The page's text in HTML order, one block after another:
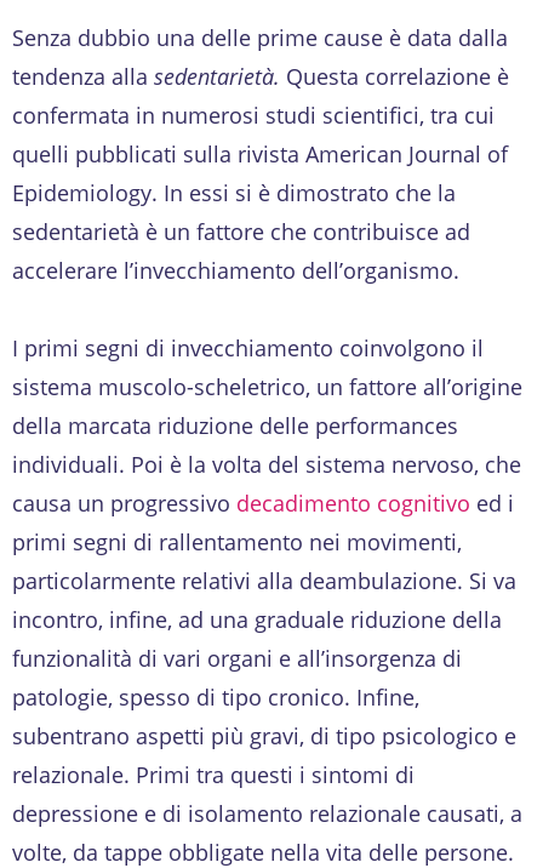
Senza dubbio una delle prime cause è data dalla
tendenza alla sedentarietà. Questa correlazione è
confermata in numerosi studi scientifici, tra cui
quelli pubblicati sulla rivista American Journal of
Epidemiology. In essi si è dimostrato che la
sedentarietà è un fattore che contribuisce ad
accelerare l’invecchiamento dell’organismo.
I primi segni di invecchiamento coinvolgono il
sistema muscolo-scheletrico, un fattore all’origine
della marcata riduzione delle performances
individuali. Poi è la volta del sistema nervoso, che
causa un progressivo decadimento cognitivo ed i
primi segni di rallentamento nei movimenti,
particolarmente relativi alla deambulazione. Si va
incontro, infine, ad una graduale riduzione della
funzionalità di vari organi e all’insorgenza di
patologie, spesso di tipo cronico. Infine,
subentrano aspetti più gravi, di tipo psicologico e
relazionale. Primi tra questi i sintomi di
depressione e di isolamento relazionale causati, a
volte, da tappe obbligate nella vita delle persone.